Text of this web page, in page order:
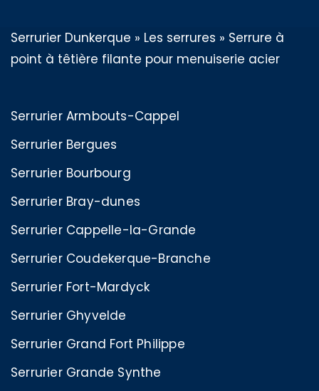
Serrurier Dunkerque » Les serrures » Serrure à
point à têtière filante pour menuiserie acier
Serrurier Armbouts-Cappel
Serrurier Bergues
Serrurier Bourbourg
Serrurier Bray-dunes
Serrurier Cappelle-la-Grande
Serrurier Coudekerque-Branche
Serrurier Fort-Mardyck
Serrurier Ghyvelde
Serrurier Grand Fort Philippe
Serrurier Grande Synthe